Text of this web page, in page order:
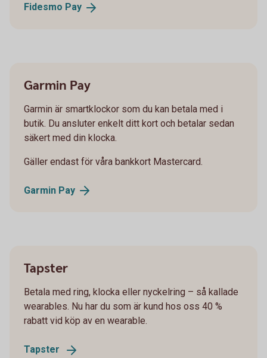
Fidesmo Pay
Garmin Pay
Garmin är smartklockor som du kan betala med i
butik. Du ansluter enkelt ditt kort och betalar sedan
säkert med din klocka.
Gäller endast för våra bankkort Mastercard.
Garmin Pay
Tapster
Betala med ring, klocka eller nyckelring – så kallade
wearables. Nu har du som är kund hos oss 40 %
rabatt vid köp av en wearable.
Tapster